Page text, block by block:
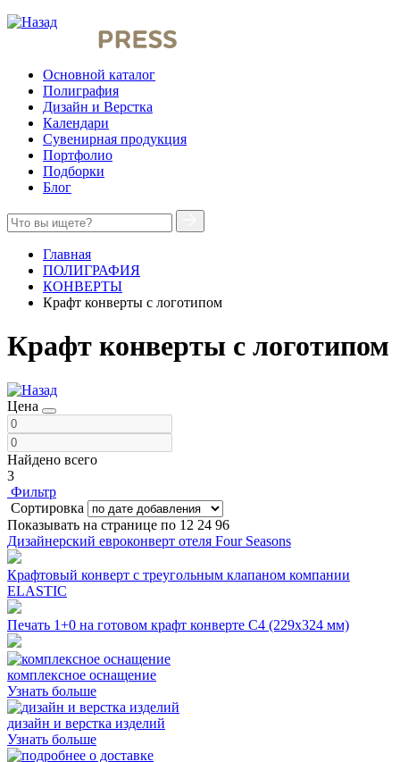
Основной каталог
Полиграфия
Дизайн и Верстка
Календари
Сувенирная продукция
Портфолио
Подборки
Блог
Главная
ПОЛИГРАФИЯ
КОНВЕРТЫ
Крафт конверты с логотипом
Крафт конверты с логотипом
Цена
Найдено всего
3
Фильтр
Сортировка
Показывать на странице по 12 24 96
Дизайнерский евроконверт отеля Four Seasons
Крафтовый конверт с треугольным клапаном компании
ELASTIC
Печать 1+0 на готовом крафт конверте С4 (229х324 мм)
комплексное оснащение
Узнать больше
дизайн и верстка изделий
Узнать больше